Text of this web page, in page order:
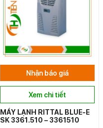
Nhận báo giá
Xem chi tiết
MÁY LẠNH RITTAL BLUE-E
SK 3361.510 – 3361510